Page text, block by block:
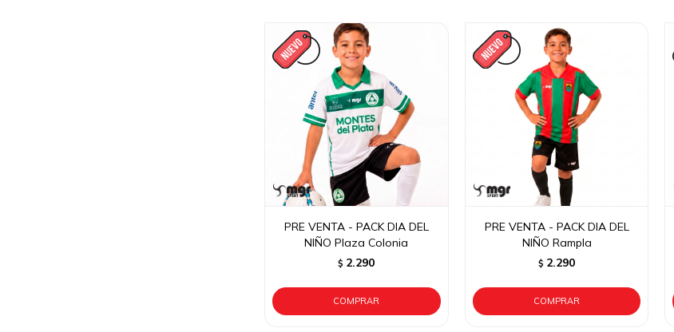
PRE VENTA - PACK DIA DEL
NIÑO Plaza Colonia
$ 2.290
PRE VENTA - PACK DIA DEL
NIÑO Rampla
$ 2.290